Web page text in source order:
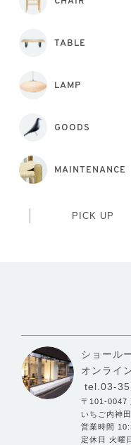
TABLE
LAMP
GOODS
MAINTENANCE
PICK UP
ショール
オンライ
tel.03-
〒101-0047
いちご内神
営業時間
定休日 火曜